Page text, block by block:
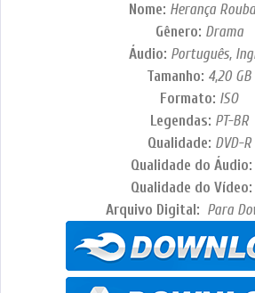
Nome: Herança
Gênero: Drama
Áudio: Português,
Tamanho: 4,20 GB
Formato: ISO
Legendas: PT-BR
Qualidade: DVD-R
Qualidade do Áudio:
Qualidade do Vídeo:
Arquivo Digital: Para